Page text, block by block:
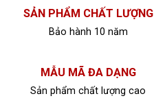
SẢN PHẨM CHẤT LƯỢNG
Bảo hành 10 năm
MẪU MÃ ĐA DẠNG
Sản phẩm chất lượng cao